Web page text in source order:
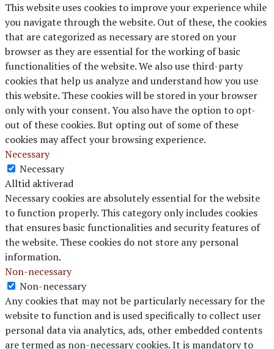
This website uses cookies to improve your experience while
you navigate through the website. Out of these, the cookies
that are categorized as necessary are stored on your
browser as they are essential for the working of basic
functionalities of the website. We also use third-party
cookies that help us analyze and understand how you use
this website. These cookies will be stored in your browser
only with your consent. You also have the option to opt-
out of these cookies. But opting out of some of these
cookies may affect your browsing experience.
Necessary
Necessary
Alltid aktiverad
Necessary cookies are absolutely essential for the website
to function properly. This category only includes cookies
that ensures basic functionalities and security features of
the website. These cookies do not store any personal
information.
Non-necessary
Non-necessary
Any cookies that may not be particularly necessary for the
website to function and is used specifically to collect user
personal data via analytics, ads, other embedded contents
are termed as non-necessary cookies. It is mandatory to